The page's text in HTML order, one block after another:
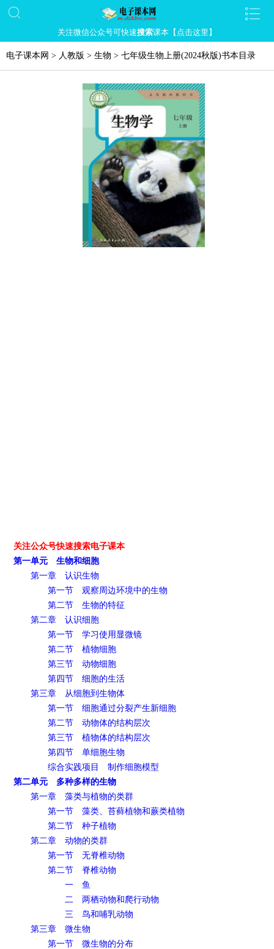
关注微信公众号可快速搜索课本【点击这里】
电子课本网 > 人教版 > 生物 > 七年级生物上册(2024秋版)书本目录
关注公众号快速搜索电子课本
第一单元 生物和细胞
第一章 认识生物
第一节 观察周边环境中的生物
第二节 生物的特征
第二章 认识细胞
第一节 学习使用显微镜
第二节 植物细胞
第三节 动物细胞
第四节 细胞的生活
第三章 从细胞到生物体
第一节 细胞通过分裂产生新细胞
第二节 动物体的结构层次
第三节 植物体的结构层次
第四节 单细胞生物
综合实践项目 制作细胞模型
第二单元 多种多样的生物
第一章 藻类与植物的类群
第一节 藻类、苔藓植物和蕨类植物
第二节 种子植物
第二章 动物的类群
第一节 无脊椎动物
第二节 脊椎动物
一 鱼
二 两栖动物和爬行动物
三 鸟和哺乳动物
第三章 微生物
第一节 微生物的分布